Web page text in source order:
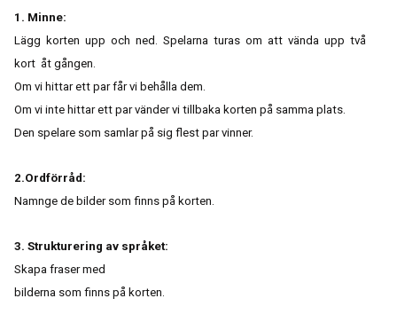
1. Minne:
Lägg korten upp och ned. Spelarna turas om att vända upp två
kort åt gången.
Om vi hittar ett par får vi behålla dem.
Om vi inte hittar ett par vänder vi tillbaka korten på samma plats.
Den spelare som samlar på sig flest par vinner.
2.Ordförråd:
Namnge de bilder som finns på korten.
3. Strukturering av språket:
Skapa fraser med
bilderna som finns på korten.